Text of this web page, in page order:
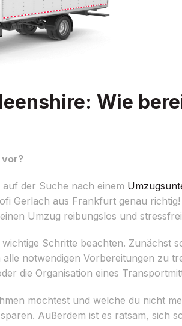
Wie
der Suche nach einem
Gerlach aus Frankfurt genau
Umzug reibungslos und
Schritte beachten. Zunächst
notwendigen Vorbereitungen zu
die Organisation eines
möchtest und welche du nicht
Außerdem ist es ratsam, sich